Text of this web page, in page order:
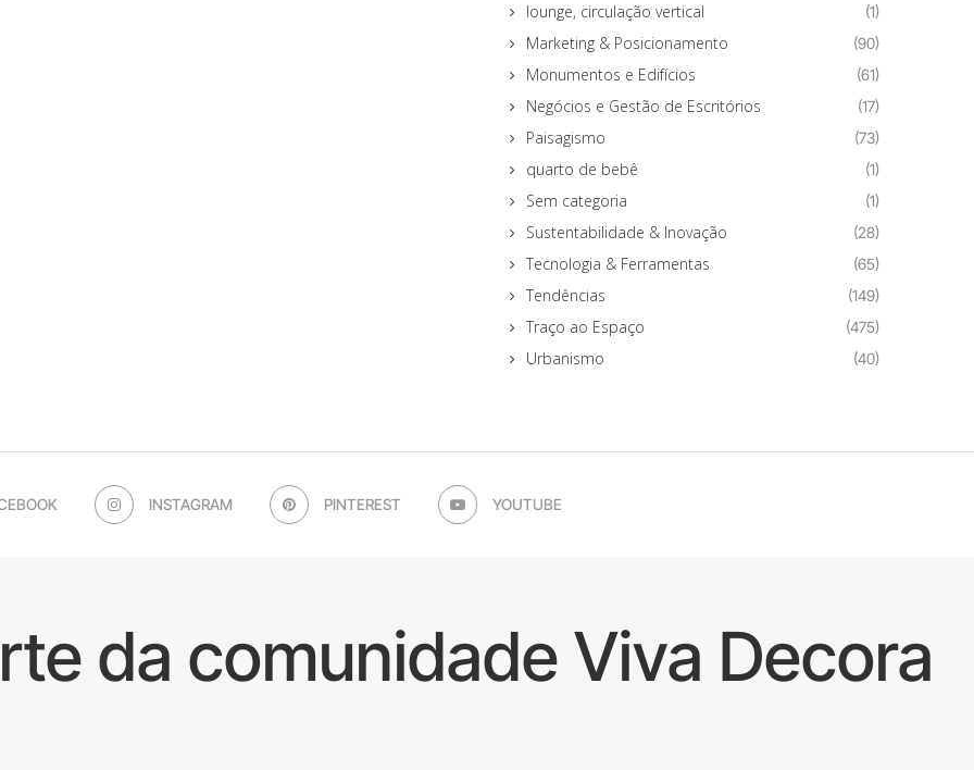
lounge, circulação vertical (1)
Marketing & Posicionamento (90)
Monumentos e Edifícios (61)
Negócios e Gestão de Escritórios (17)
Paisagismo (73)
quarto de bebê (1)
Sem categoria (1)
Sustentabilidade & Inovação (28)
Tecnologia & Ferramentas (65)
Tendências (149)
Traço ao Espaço (475)
Urbanismo (40)
INSTAGRAM PINTEREST YOUTUBE
da comunidade Viva Decora